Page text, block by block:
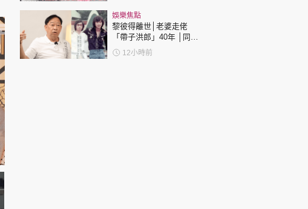
娛樂焦點
黎彼得離世│老婆走佬
「帶子洪郎」40年 │同許
冠傑聯手合作《浪子心
聲》成經典 合作7年拆夥
12小時前